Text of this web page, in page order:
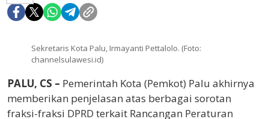
Sekretaris Kota Palu, Irmayanti Pettalolo. (Foto:
channelsulawesi.id)
PALU, CS – Pemerintah Kota (Pemkot) Palu akhirnya
memberikan penjelasan atas berbagai sorotan
fraksi-fraksi DPRD terkait Rancangan Peraturan